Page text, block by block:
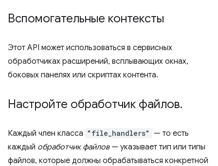
Вспомогательные контексты
Этот API может использоваться в сервисных
обработчиках расширений, всплывающих окнах,
боковых панелях или скриптах контента.
Настройте обработчик файлов.
Каждый член класса "file_handlers"
— то есть
каждый обработчик файлов— указывает тип или типы
файлов, которые должны обрабатываться конкретной